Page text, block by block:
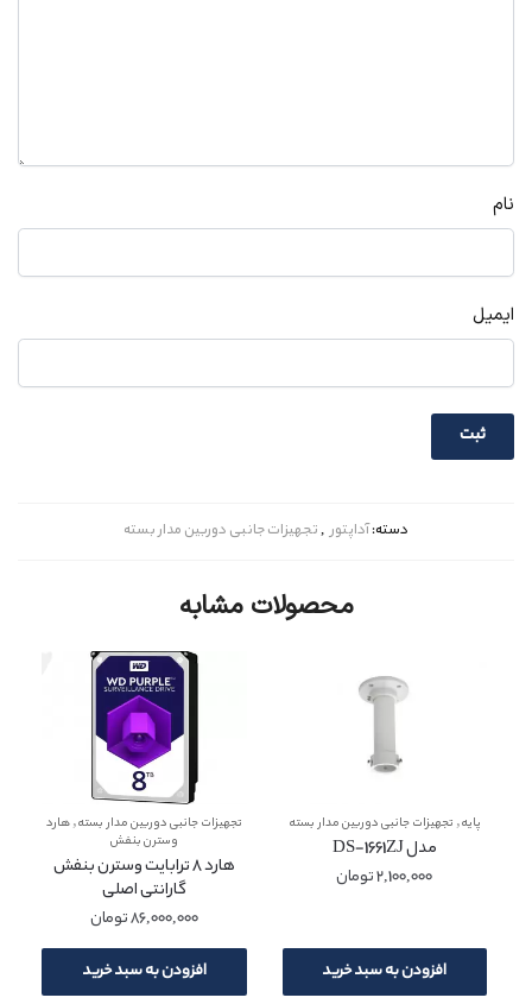
نام
ایمیل
دسته:آداپتور ,تجهیزات جانبی دوربین مدار بسته
محصولات مشابه
پایه,تجهیزات جانبی دوربین مدار بسته
مدل DS-1661ZJ
2,100,000تومان
افزودن به سبد خرید
تجهیزات جانبی دوربین مدار بسته,هارد
وسترن بنفش
هارد 8 ترابایت وسترن بنفش
گارانتی اصلی
86,000,000تومان
افزودن به سبد خرید